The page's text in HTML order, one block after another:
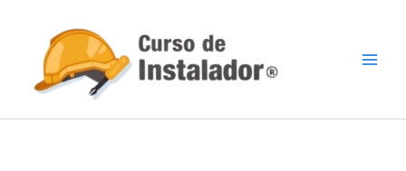
contenido